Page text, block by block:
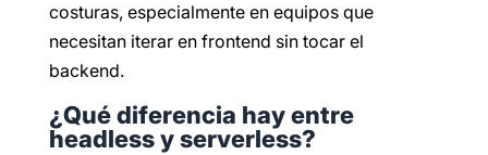
costuras, especialmente en equipos que
necesitan iterar en frontend sin tocar el
backend.
¿Qué diferencia hay entre
headless y serverless?